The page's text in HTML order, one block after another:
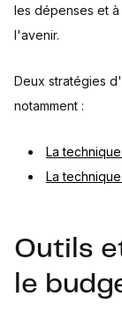
les dépenses et
l'avenir.
Deux stratégies
notamment :
La
La
Outils
le